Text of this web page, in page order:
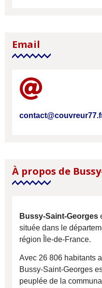
Email
À propos de
Bussy-Saint-Georges
située dans le
région Île-de-France.
Avec 26 806 habitants
Bussy-Saint-Georges
peuplée de la